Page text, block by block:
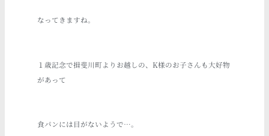
なってきますね。
１歳記念で揖斐川町よりお越しの、K様のお子さんも大好物
があって
食パンには目がないようで…。